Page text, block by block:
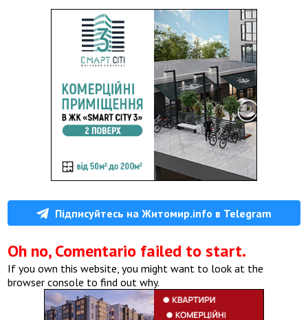
Підписуйтесь на Житомир.info в Telegram
Oh no, Comentario failed to start.
If you own this website, you might want to look at the
browser console to find out why.